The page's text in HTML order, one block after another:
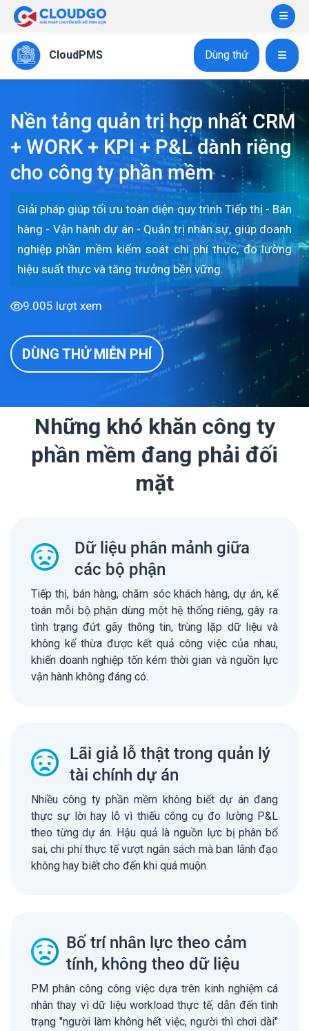
CloudPMS Dùng thử
Nền tảng quản trị hợp nhất CRM
+ WORK + KPI + P&L dành riêng
cho công ty phần mềm
Giải pháp giúp tối ưu toàn diện quy trình Tiếp thị - Bán
hàng - Vận hành dự án - Quản trị nhân sự, giúp doanh
nghiệp phần mềm kiểm soát chi phí thực, đo lường
hiệu suất thực và tăng trưởng bền vững.
9.005 lượt xem
DÙNG THỬ MIỄN PHÍ
Những khó khăn công ty
phần mềm đang phải đối
mặt
Dữ liệu phân mảnh giữa
các bộ phận
Tiếp thị, bán hàng, chăm sóc khách hàng, dự án, kế
toán mỗi bộ phận dùng một hệ thống riêng, gây ra
tình trạng đứt gãy thông tin, trùng lặp dữ liệu và
không kế thừa được kết quả công việc của nhau,
khiến doanh nghiệp tốn kém thời gian và nguồn lực
vận hành không đáng có.
Lãi giả lỗ thật trong quản lý
tài chính dự án
Nhiều công ty phần mềm không biết dự án đang
thực sự lời hay lỗ vì thiếu công cụ đo lường P&L
theo từng dự án. Hậu quả là nguồn lực bị phân bổ
sai, chi phí thực tế vượt ngân sách mà ban lãnh đạo
không hay biết cho đến khi quá muộn.
Bố trí nhân lực theo cảm
tính, không theo dữ liệu
PM phân công công việc dựa trên kinh nghiệm cá
nhân thay vì dữ liệu workload thực tế, dẫn đến tình
trạng "người làm không hết việc, người thì chơi dài"